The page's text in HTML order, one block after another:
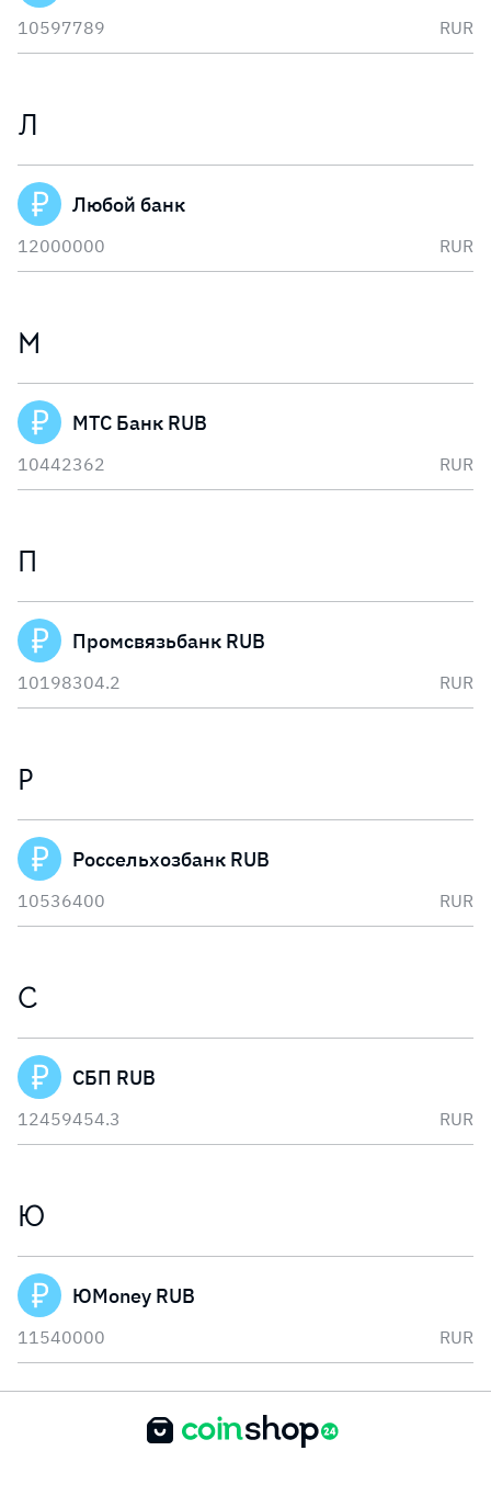
10597789 RUR
Л
Любой банк
12000000 RUR
М
МТС Банк RUB
10442362 RUR
П
Промсвязьбанк RUB
10198304.2 RUR
Р
Россельхозбанк RUB
10536400 RUR
С
СБП RUB
12459454.3 RUR
Ю
ЮMoney RUB
11540000 RUR